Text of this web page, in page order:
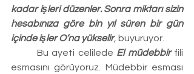
kadar işleri düzenler. Sonra miktarı sizin
hesabınıza göre bin yıl süren bir gün
içinde işler O’na yükselir, buyuruyor.
	Bu ayeti celilede
El müdebbir fili
esmasını görüyoruz. Müdebbir esması